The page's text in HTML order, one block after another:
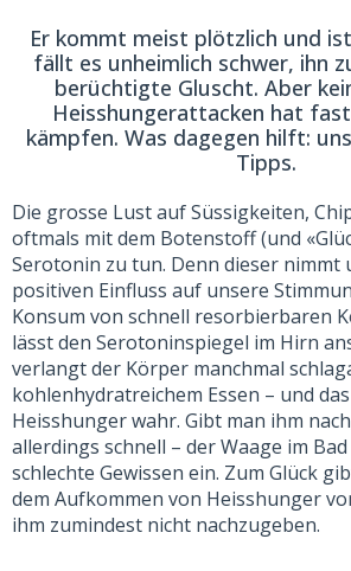
Er kommt meist plötzlich und
fällt es unheimlich schwer, ihn
berüchtigte Gluscht. Aber
Heisshungerattacken hat
kämpfen. Was dagegen hilft:
Tipps.
Die grosse Lust auf Süssigkeiten,
oftmals mit dem Botenstoff (und
Serotonin zu tun. Denn dieser nimmt
positiven Einfluss auf unsere
Konsum von schnell resorbierbaren
lässt den Serotoninspiegel im Hirn
verlangt der Körper manchmal
kohlenhydratreichem Essen – und
Heisshunger wahr. Gibt man ihm
allerdings schnell – der Waage im
schlechte Gewissen ein. Zum Glück
dem Aufkommen von Heisshunger
ihm zumindest nicht nachzugeben.